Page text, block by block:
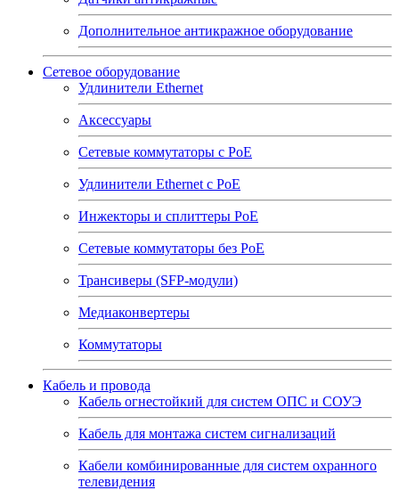
Дополнительное антикражное оборудование
Сетевое оборудование
Удлинители Ethernet
Аксессуары
Сетевые коммутаторы с РоЕ
Удлинители Ethernet с PoE
Инжекторы и сплиттеры РоЕ
Сетевые коммутаторы без РоЕ
Трансиверы (SFP-модули)
Медиаконвертеры
Коммутаторы
Кабель и провода
Кабель огнестойкий для систем ОПС и СОУЭ
Кабель для монтажа систем сигнализаций
Кабели комбинированные для систем охранного
телевидения